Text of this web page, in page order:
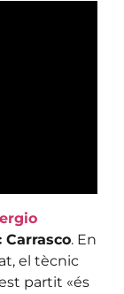
Carrasco. En
el tècnic
partit «és